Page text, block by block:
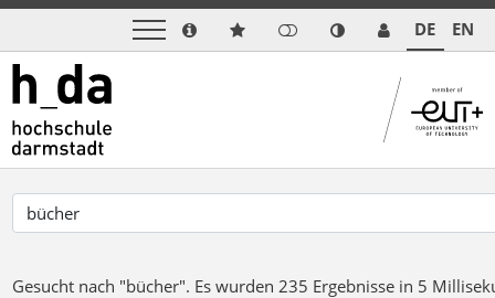
DE EN
Gesucht nach "bücher". Es wurden 235 Ergebnisse in 5